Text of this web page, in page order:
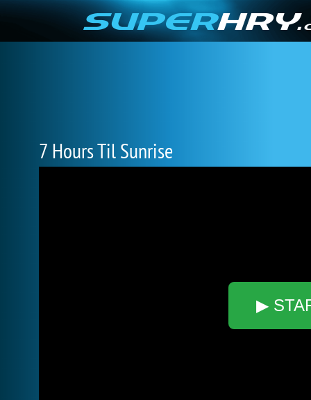
7 Hours Til Sunrise
▶